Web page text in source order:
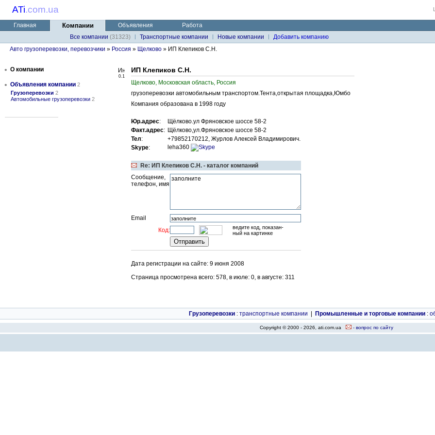
ATi.com.ua
Главная Компании Объявления
Работа
Все компании (31323) Транспортные компании Новые компании
Добавить компанию
Авто грузоперевозки, перевозчики » Россия » Щелково » ИП Клепиков С.Н.
• О компании
• Объявления компании 2
Грузоперевозки 2
Автомобильные грузоперевозки 2
0.1
ИП Клепиков С.Н.
Щелково, Московская область, Россия
грузоперевозки автомобильным транспортом.Тента,открытая площадка,Юмбо
Компания образована в 1998 году
Юр.адрес:
Щёлково.ул Фряновское шоссе 58-2
Факт.адрес: Щёлково,ул.Фряновское шоссе 58-2
Тел:
+79852170212, Журлов Алексей Владимирович.
Skype: leha360
Re: ИП Клепиков С.Н. - каталог компаний
Сообщение,
телефон, имя
Email
Код:
ведите код, показан-
ный на картинке
Дата регистрации на сайте: 9 июня 2008
Страница просмотрена всего: 578, в июле: 0, в августе: 311
Грузоперевозки : транспортные компании Промышленные и торговые компании :
Copyright © 2000 - 2026, ati.com.ua - вопрос по сайту